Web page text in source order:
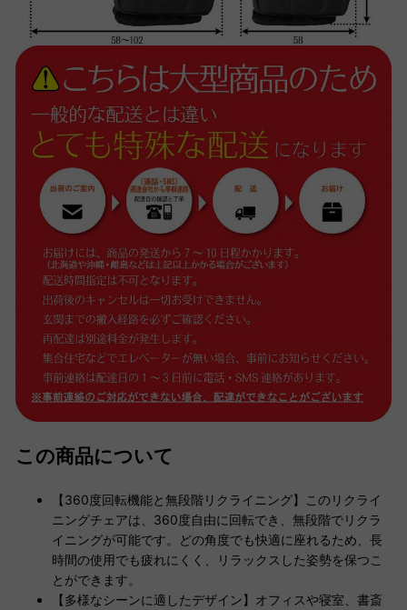
この商品について
【360度回転機能と無段階リクライニング】このリクライ
ニングチェアは、360度自由に回転でき、無段階でリクラ
イニングが可能です。どの角度でも快適に座れるため、長
時間の使用でも疲れにくく、リラックスした姿勢を保つこ
とができます。
【多様なシーンに適したデザイン】オフィスや寝室、書斎